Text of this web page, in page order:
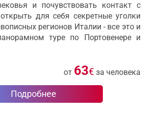
и почувствовать контакт с
для себя секретные уголки
регионов Италии - все это и
туре по Портовенере и
от 63€ за человека
Подробнее